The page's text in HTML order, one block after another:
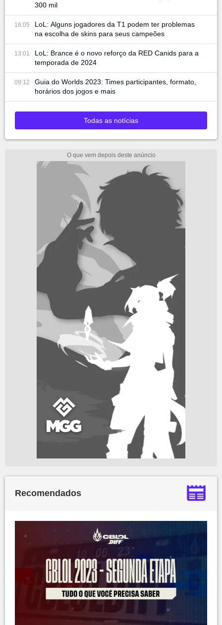
300 mil
16:05
LoL: Alguns jogadores da T1 podem ter problemas
na escolha de skins para seus campeões
13:01
LoL: Brance é o novo reforço da RED Canids para a
temporada de 2024
09:12
Guia do Worlds 2023: Times participantes, formato,
horários dos jogos e mais
Todas as notícias
Recomendados